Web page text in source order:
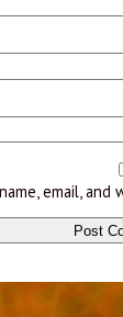
email,